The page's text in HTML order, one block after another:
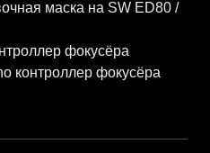
маска на SW ED80 /
фокусёра
контроллер фокусёра